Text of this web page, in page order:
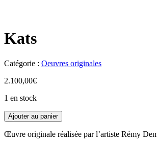
Kats
Catégorie : Oeuvres originales
2.100,00€
1 en stock
Ajouter au panier
Œuvre originale réalisée par l’artiste Rémy